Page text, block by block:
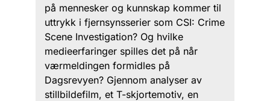
på mennesker og kunnskap kommer til
uttrykk i fjernsynsserier som CSI: Crime
Scene Investigation? Og hvilke
medieerfaringer spilles det på når
værmeldingen formidles på
Dagsrevyen? Gjennom analyser av
stillbildefilm, et T-skjortemotiv, en